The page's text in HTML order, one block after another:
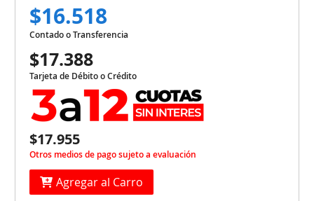
$16.518
Contado o Transferencia
$17.388
Tarjeta de Débito o Crédito
$17.955
Otros medios de pago sujeto a evaluación
Agregar al Carro